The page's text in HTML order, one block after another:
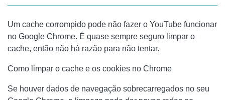
Um cache corrompido pode não fazer o YouTube funcionar
no Google Chrome. É quase sempre seguro limpar o
cache, então não há razão para não tentar.
Como limpar o cache e os cookies no Chrome
Se houver dados de navegação sobrecarregados no seu